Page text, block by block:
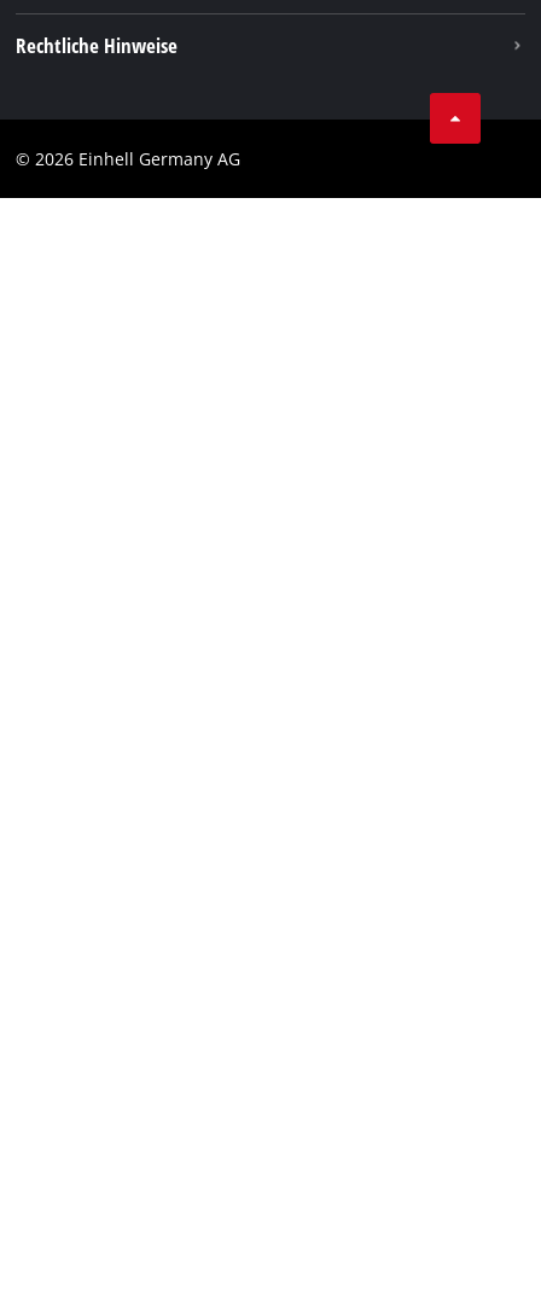
Vertrag widerrufen
Rechtliche Hinweise
Impressum
© 2026 Einhell Germany AG